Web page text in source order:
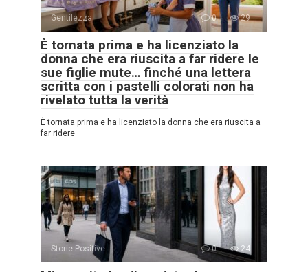
Gentilezza 0 29
È tornata prima e ha licenziato la
donna che era riuscita a far ridere le
sue figlie mute… finché una lettera
scritta con i pastelli colorati non ha
rivelato tutta la verità
È tornata prima e ha licenziato la donna che era riuscita a
far ridere
Storie Positive 0 24